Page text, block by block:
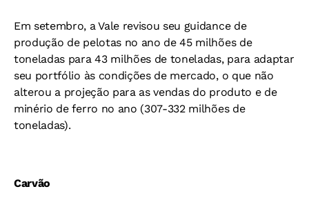
Em setembro, a Vale revisou seu guidance de
produção de pelotas no ano de 45 milhões de
toneladas para 43 milhões de toneladas, para adaptar
seu portfólio às condições de mercado, o que não
alterou a projeção para as vendas do produto e de
minério de ferro no ano (307-332 milhões de
toneladas).
Carvão